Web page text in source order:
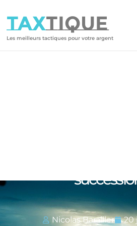
TAXTIQUE
Les meilleurs tactiques pour votre argent
Nicolas Barailler
20